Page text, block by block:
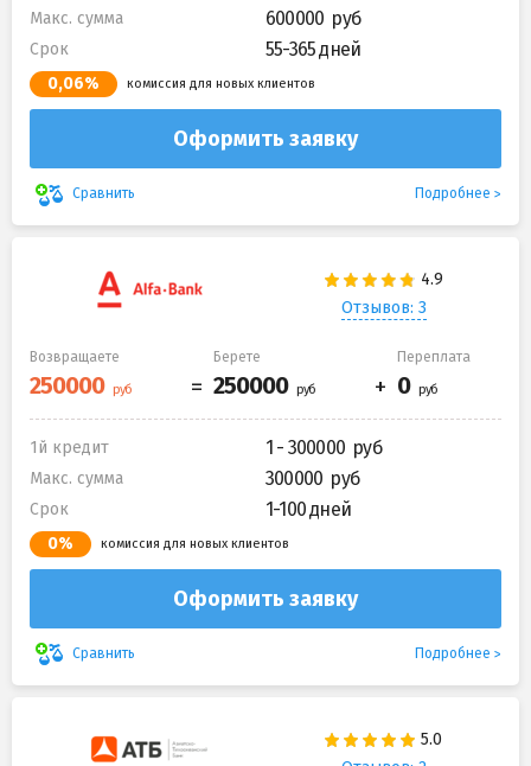
Макс. сумма 600000
Срок 55-365 дней
0,06% комиссия для новых клиентов
Оформить заявку
Сравнить Подробнее
Отзывов: 3
Возвращаете Берете Переплата
1й кредит 1 - 300000
Макс. сумма 300000
Срок 1-100 дней
0% комиссия для новых клиентов
Оформить заявку
Сравнить Подробнее